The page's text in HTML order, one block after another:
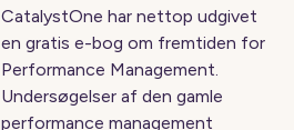
CatalystOne har nettop udgivet
en gratis e-bog om fremtiden for
Performance Management.
Undersøgelser af den gamle
performance management